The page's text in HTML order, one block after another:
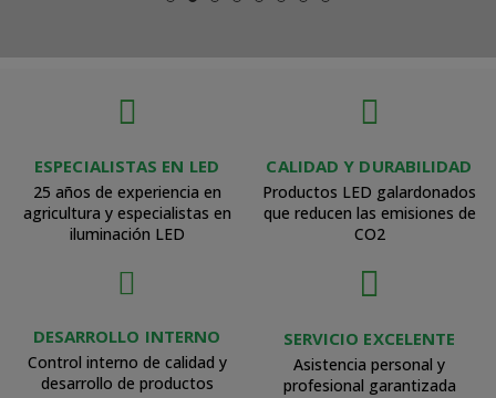
ESPECIALISTAS EN LED
25 años de experiencia en
agricultura y especialistas en
iluminación LED
CALIDAD Y DURABILIDAD
Productos LED galardonados
que reducen las emisiones de
CO2
DESARROLLO INTERNO
Control interno de calidad y
desarrollo de productos
SERVICIO EXCELENTE
Asistencia personal y
profesional garantizada